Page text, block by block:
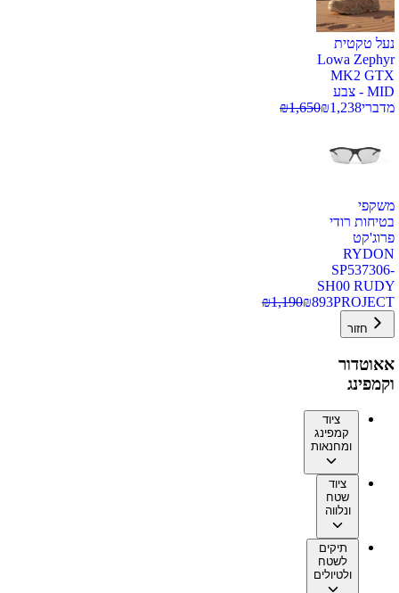
נעל טקטית
Lowa Zephyr
MK2 GTX
MID - צבע
מדברי
₪1,238
₪1,650
משקפי
בטיחות רודי
פרוג'קט
RYDON
SP537306-
SH00 RUDY
PROJECT
₪893
₪1,190
חזור
אאוטדור
וקמפינג
ציוד
קמפינג
ומחנאות
ציוד
שטח
ונלווה
תיקים
לשטח
ולטיולים